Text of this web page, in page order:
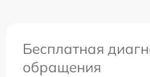
Бесплатная
обращения